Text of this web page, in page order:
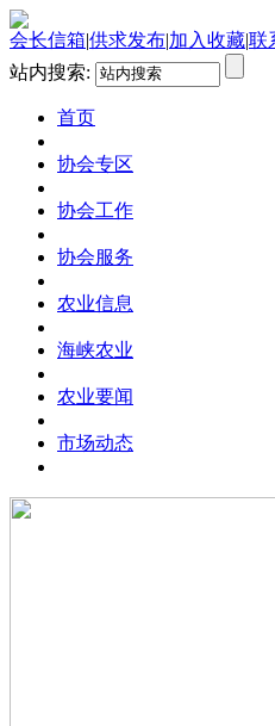
会长信箱|供求发布|加入收藏|联
站内搜索:
首页
协会专区
协会工作
协会服务
农业信息
海峡农业
农业要闻
市场动态